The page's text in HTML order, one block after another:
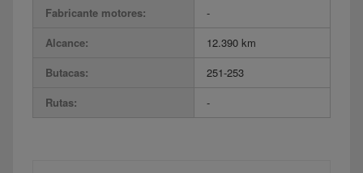
Fabricante motores:
-
Alcance:
12.390 km
Butacas:
251-253
Rutas:
-